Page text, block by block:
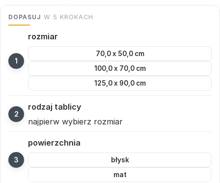
DOPASUJ W 5 KROKACH
rozmiar
70,0 x 50,0 cm
100,0 x 70,0 cm
125,0 x 90,0 cm
rodzaj tablicy
najpierw wybierz rozmiar
powierzchnia
błysk
mat